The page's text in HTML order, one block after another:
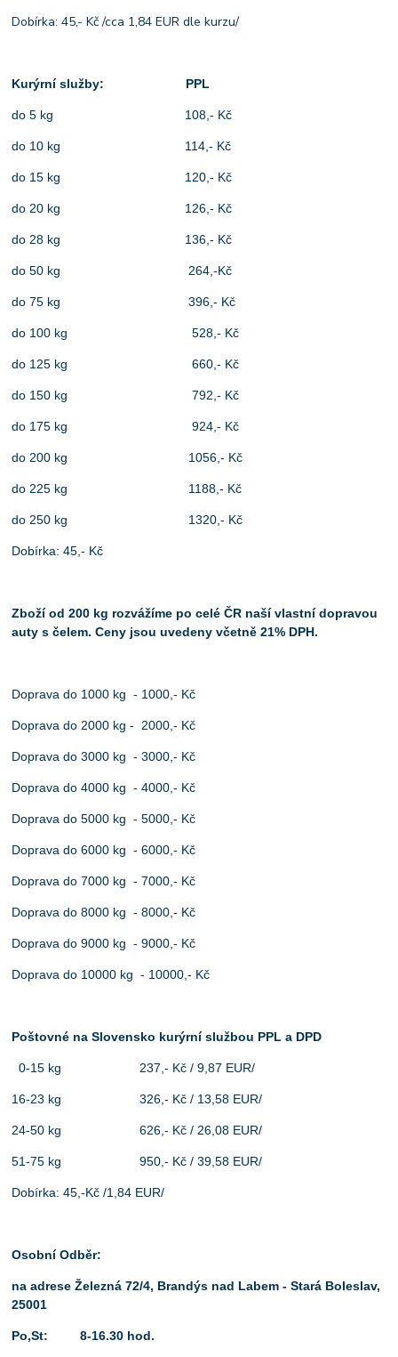
Dobírka: 45,- Kč /cca 1,84 EUR dle kurzu/
Kurýrní služby: PPL
do 5 kg 108,- Kč
do 10 kg 114,- Kč
do 15 kg 120,- Kč
do 20 kg 126,- Kč
do 28 kg 136,- Kč
do 50 kg 264,-Kč
do 75 kg 396 ,- Kč
do 100 kg 528,- Kč
do 125 kg 660,- Kč
do 150 kg 792,- Kč
do 175 kg 924,- Kč
do 200 kg 1056,- Kč
do 225 kg 1188,- Kč
do 250 kg 1320,- Kč
Dobírka: 45,- Kč
Zboží od 200 kg rozvážíme po celé ČR naší vlastní dopravou
auty s čelem. Ceny jsou uvedeny včetně 21% DPH.
Doprava do 1000 kg - 1000,- Kč
Doprava do 2000 kg - 2000,- Kč
Doprava do 3000 kg - 3000,- Kč
Doprava do 4000 kg - 4000,- Kč
Doprava do 5000 kg - 5000,- Kč
Doprava do 6000 kg - 6000,- Kč
Doprava do 7000 kg - 7000,- Kč
Doprava do 8000 kg - 8000,- Kč
Doprava do 9000 kg - 9000,- Kč
Doprava do 10000 kg - 10000,- Kč
Poštovné na Slovensko kurýrní službou PPL a DPD
0-15 kg 237,- Kč / 9,87 EUR/
16-23 kg 326,- Kč / 13,58 EUR/
24-50 kg 626,- Kč / 26,08 EUR/
51-75 kg 950,- Kč / 39,58 EUR/
Dobírka: 45,-Kč /1,84 EUR/
Osobní Odběr:
na adrese Železná 72/4, Brandýs nad Labem - Stará Boleslav,
25001
Po,St: 8-16.30 hod.